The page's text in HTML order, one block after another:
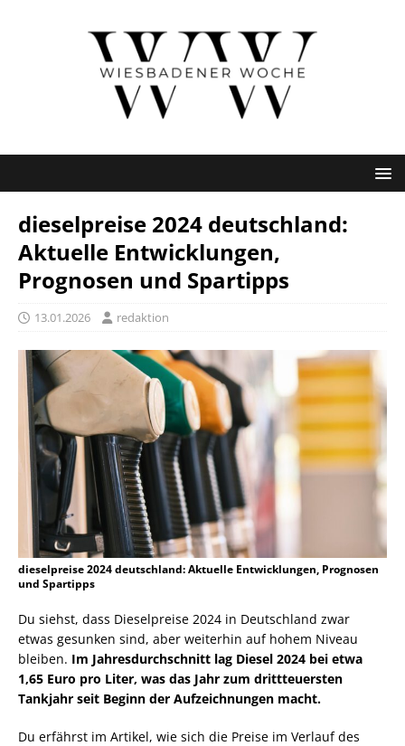
dieselpreise 2024 deutschland:
Aktuelle Entwicklungen,
Prognosen und Spartipps
13.01.2026 redaktion
dieselpreise 2024 deutschland: Aktuelle Entwicklungen, Prognosen
und Spartipps
Du siehst, dass Dieselpreise 2024 in Deutschland zwar
etwas gesunken sind, aber weiterhin auf hohem Niveau
bleiben. Im Jahresdurchschnitt lag Diesel 2024 bei etwa
1,65 Euro pro Liter, was das Jahr zum drittteuersten
Tankjahr seit Beginn der Aufzeichnungen macht.
Du erfährst im Artikel, wie sich die Preise im Verlauf des